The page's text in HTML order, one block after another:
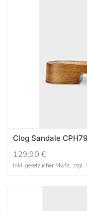
Clog Sandale
129,90 €
Inkl. gesetzlicher MwSt. zzgl.